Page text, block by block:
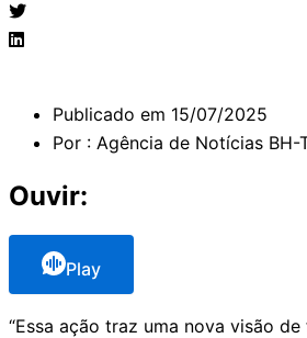
Publicado em 15/07/2025
Por : Agência de Notícias BH-
Ouvir:
Play
“Essa ação traz uma nova visão